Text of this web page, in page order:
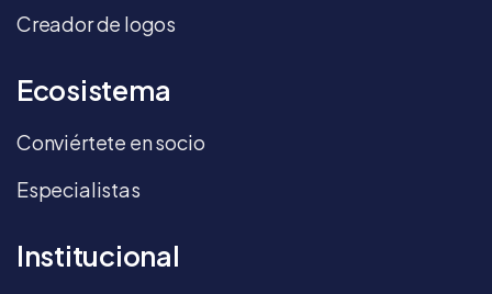
Creador de logos
Ecosistema
Conviértete en socio
Especialistas
Institucional